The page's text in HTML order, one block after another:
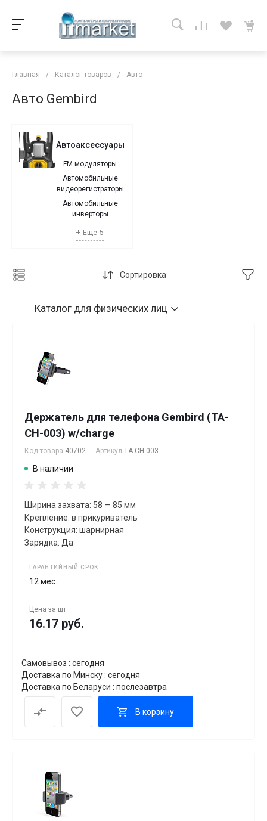
Главная / Каталог товаров / Авто
Авто Gembird
Автоаксессуары
FM модуляторы
Автомобильные
видеорегистраторы
Автомобильные
инверторы
Еще 5
Сортировка
Каталог для физических лиц
Держатель для телефона Gembird (TA-
CH-003) w/charge
Код товара 40702 Артикул TA-CH-003
В наличии
Ширина захвата: 58 — 85 мм
Крепление: в прикуриватель
Конструкция: шарнирная
Зарядка: Да
ГАРАНТИЙНЫЙ СРОК
12 мес.
Цена за шт
16.17 руб.
Самовывоз : сегодня
Доставка по Минску : сегодня
Доставка по Беларуси : послезавтра
В корзину